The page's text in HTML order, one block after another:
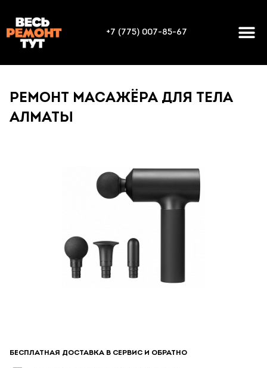
+7 (775) 007-85-67
РЕМОНТ МАСАЖЁРА ДЛЯ ТЕЛА
АЛМАТЫ
БЕСПЛАТНАЯ ДОСТАВКА В СЕРВИС И ОБРАТНО